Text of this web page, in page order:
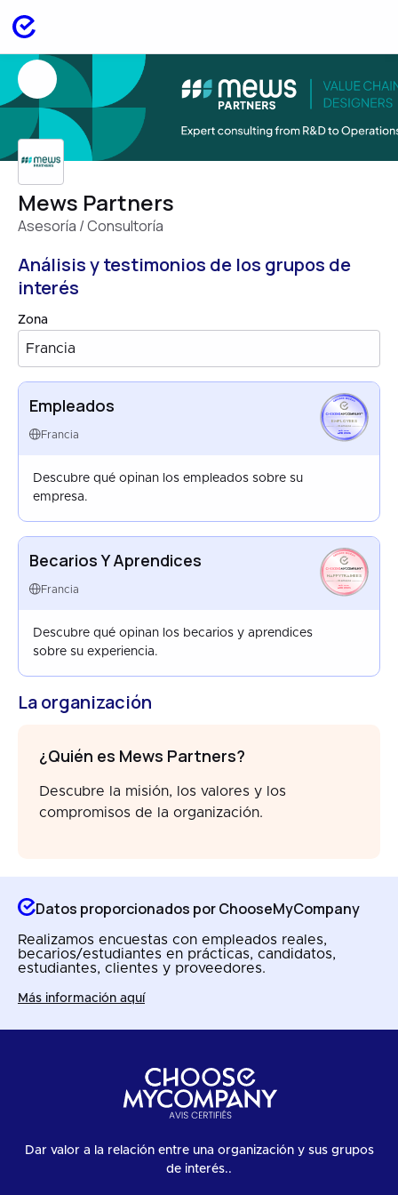
Mews Partners
Asesoría / Consultoría
Análisis y testimonios de los grupos de
interés
Zona
Francia
Empleados
Francia
EMPLOYEES
FRANCE
APR 2026
Descubre qué opinan los empleados sobre su
empresa.
Becarios Y Aprendices
Francia
HAPPYTRAINEES
FRANCE
AUG 2025
Descubre qué opinan los becarios y aprendices
sobre su experiencia.
La organización
¿Quién es Mews Partners?
Descubre la misión, los valores y los
compromisos de la organización.
Datos proporcionados por ChooseMyCompany
Realizamos encuestas con empleados reales,
becarios/estudiantes en prácticas, candidatos,
estudiantes, clientes y proveedores.
Más información aquí
Dar valor a la relación entre una organización y sus grupos
de interés..